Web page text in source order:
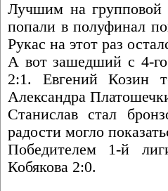
Лучшим на групповой
попали в полуфинал
Рукас на этот раз
А вот зашедший с 4-го
2:1. Евгений Козин
Александра
Станислав стал
радости могло
Победителем 1-й
Кобякова 2:0.